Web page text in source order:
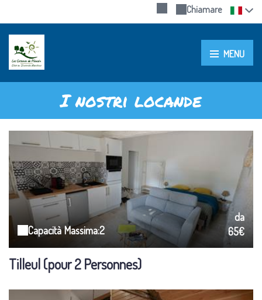
Chiamare
MENU
I nostri locande
da
65€
Capacità Massima:2
Tilleul (pour 2 Personnes)